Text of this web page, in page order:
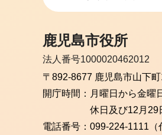
鹿児島市役所
法人番号1000020462012
〒892-8677 鹿児島市山下
開庁時間： 月曜日から金曜
休日及び12月29
電話番号： 099-224-1111（